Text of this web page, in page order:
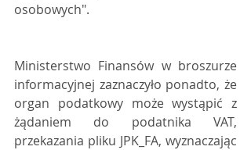
osobowych".
Ministerstwo Finansów w broszurze
informacyjnej zaznaczyło ponadto, że
organ podatkowy może wystąpić z
żądaniem do podatnika VAT,
przekazania pliku JPK_FA, wyznaczając